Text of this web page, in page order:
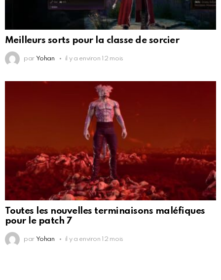
Meilleurs sorts pour la classe de sorcier
par Yohan il y a environ 12 mois
Toutes les nouvelles terminaisons maléfiques
pour le patch 7
par Yohan il y a environ 12 mois